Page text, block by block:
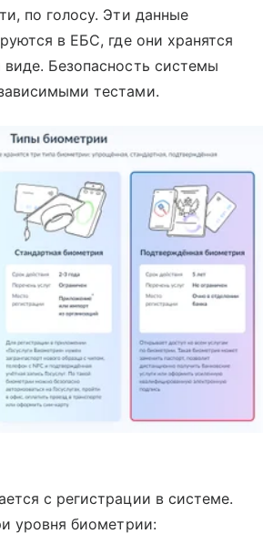
по голосу. Эти данные
в ЕБС, где они хранятся
Безопасность системы
тестами.
с регистрации в системе.
уровня биометрии: